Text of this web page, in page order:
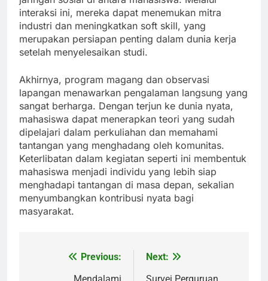
interaksi ini, mereka dapat menemukan mitra
industri dan meningkatkan soft skill, yang
merupakan persiapan penting dalam dunia kerja
setelah menyelesaikan studi.
Akhirnya, program magang dan observasi
lapangan menawarkan pengalaman langsung yang
sangat berharga. Dengan terjun ke dunia nyata,
mahasiswa dapat menerapkan teori yang sudah
dipelajari dalam perkuliahan dan memahami
tantangan yang menghadang oleh komunitas.
Keterlibatan dalam kegiatan seperti ini membentuk
mahasiswa menjadi individu yang lebih siap
menghadapi tantangan di masa depan, sekalian
menyumbangkan kontribusi nyata bagi
masyarakat.
Previous:
Next: